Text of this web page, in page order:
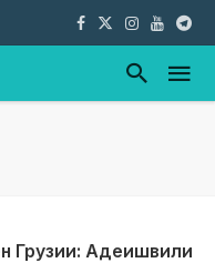
Грузии: Адеишвили